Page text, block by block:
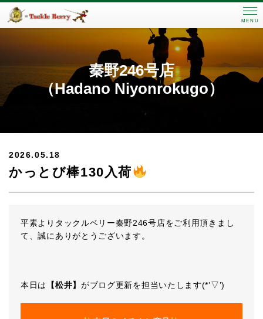
MENU
秦野246号店
（Hadano Niyonrokugo）
2026.05.18
かっとび棒130入荷
平素よりタックルベリー秦野246号店をご利用頂きまし
て、誠にありがとうございます。
本日は 【松井】 がブログ更新を担当いたします(*’▽’)